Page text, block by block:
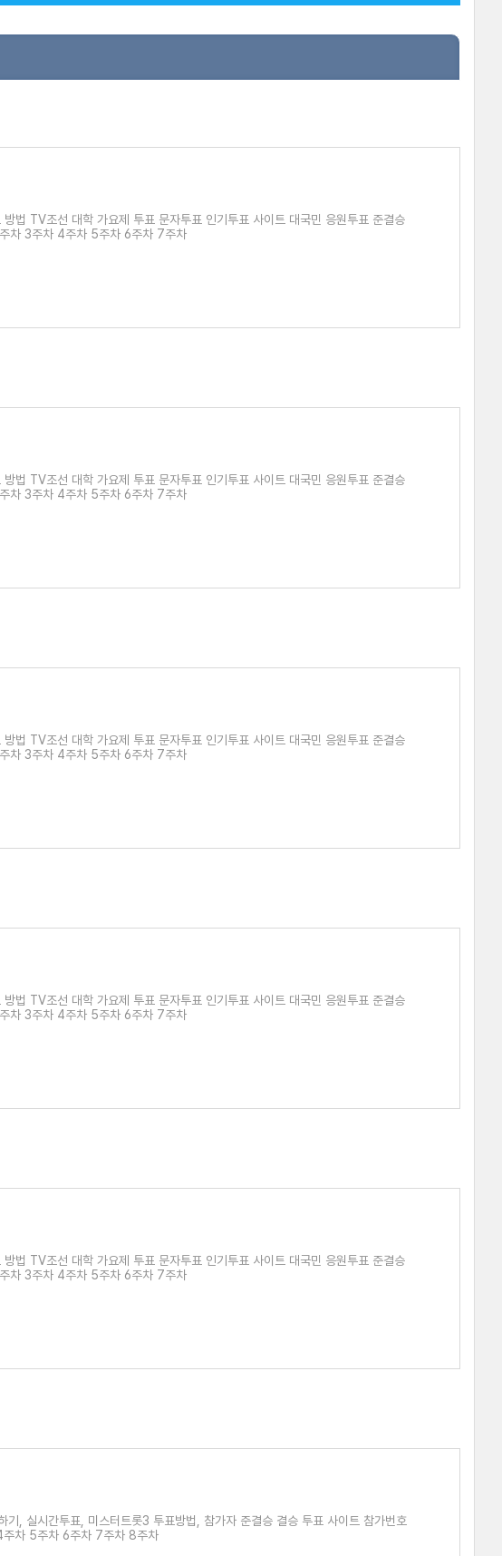
법 TV조선 대학 가요제 투표 문자투표 인기투표 사이트 대국민 응원투표 준결승
차 3주차 4주차 5주차 6주차 7주차
법 TV조선 대학 가요제 투표 문자투표 인기투표 사이트 대국민 응원투표 준결승
차 3주차 4주차 5주차 6주차 7주차
법 TV조선 대학 가요제 투표 문자투표 인기투표 사이트 대국민 응원투표 준결승
차 3주차 4주차 5주차 6주차 7주차
법 TV조선 대학 가요제 투표 문자투표 인기투표 사이트 대국민 응원투표 준결승
차 3주차 4주차 5주차 6주차 7주차
법 TV조선 대학 가요제 투표 문자투표 인기투표 사이트 대국민 응원투표 준결승
차 3주차 4주차 5주차 6주차 7주차
기, 실시간투표, 미스터트롯3 투표방법, 참가자 준결승 결승 투표 사이트 참가번호
주차 5주차 6주차 7주차 8주차